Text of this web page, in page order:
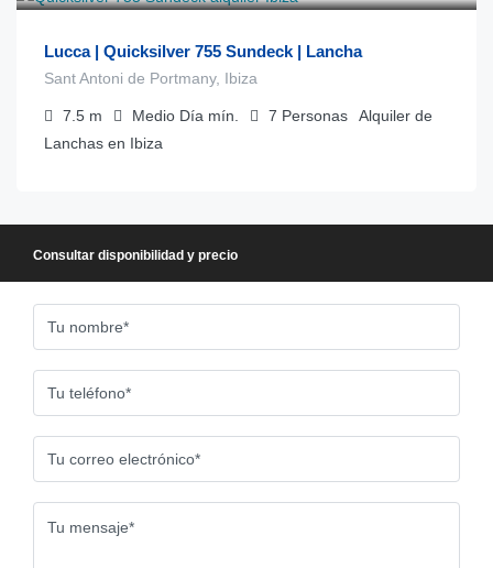
Lucca | Quicksilver 755 Sundeck | Lancha
Sant Antoni de Portmany, Ibiza
7.5 m Medio Día mín. 7 Personas
Alquiler de
Lanchas en Ibiza
Consultar disponibilidad y precio